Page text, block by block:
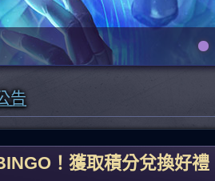
告
！獲取積分兌換好